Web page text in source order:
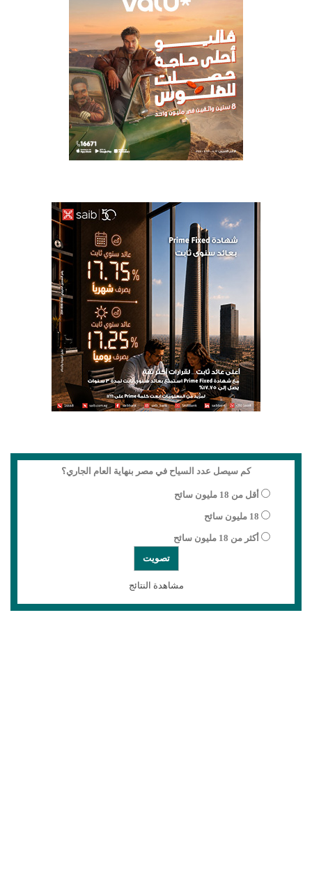
كم سيصل عدد السياح في مصر بنهاية العام الجاري؟
أقل من 18 مليون سائح
18 مليون سائح
أكثر من 18 مليون سائح
مشاهدة النتائج